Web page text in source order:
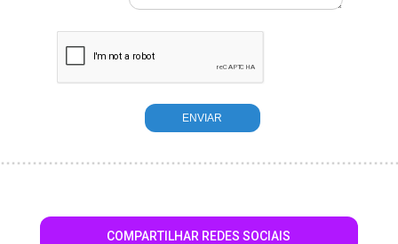
COMPARTILHAR REDES SOCIAIS